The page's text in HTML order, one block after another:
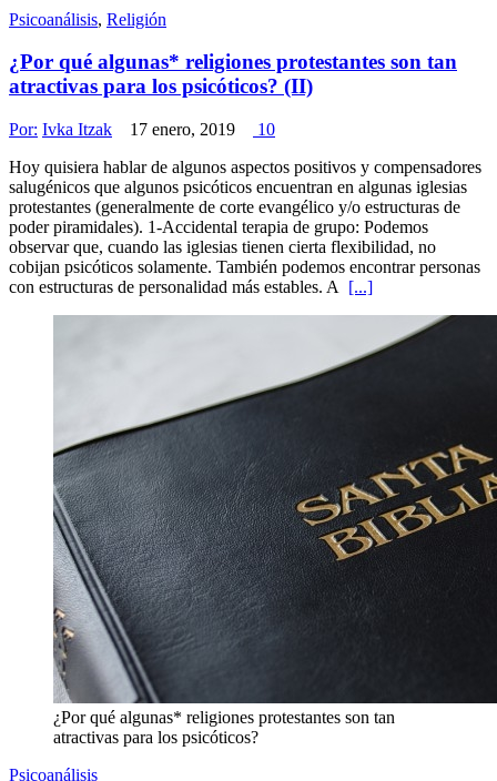
Psicoanálisis, Religión
¿Por qué algunas* religiones protestantes son tan
atractivas para los psicóticos? (II)
Por: Ivka Itzak 17 enero, 2019
10
Hoy quisiera hablar de algunos aspectos positivos y compensadores
salugénicos que algunos psicóticos encuentran en algunas iglesias
protestantes (generalmente de corte evangélico y/o estructuras de
poder piramidales). 1-Accidental terapia de grupo: Podemos
observar que, cuando las iglesias tienen cierta flexibilidad, no
cobijan psicóticos solamente. También podemos encontrar personas
con estructuras de personalidad más estables. A [...]
¿Por qué algunas* religiones protestantes son tan
atractivas para los psicóticos?
Psicoanálisis